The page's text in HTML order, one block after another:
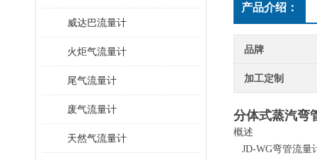
威达巴流量计
火炬气流量计
尾气流量计
废气流量计
天然气流量计
产品介绍：
品牌
加工定制
分体式蒸汽弯
概述
JD-WG弯管流量